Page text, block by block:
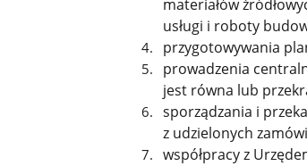
materiałów
usługi i roboty
przygotowywania
prowadzenia
jest równa lub
sporządzania i
z udzielonych
współpracy z